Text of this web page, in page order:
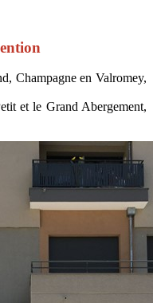
Champagne en Valromey,
et le Grand Abergement,